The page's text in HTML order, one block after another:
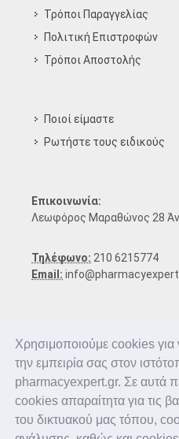
Χρησιμοποιούμε cookies για
την εμπειρία σας στον
pharmacyexpert.gr. Σε αυτά
cookies απαραίτητα για τις
του δικτυακού μας τόπου,
Τρόποι Παραγγελίας
Πολιτική Επιστροφών
Τρόποι Aποστολής
Ποιοί είμαστε
Ρωτήστε τους ειδικούς
Επικοινωνία:
Λεωφόρος Μαραθώνος 28
Τηλέφωνο: 210 6215774
Email:
Copyright © 2016-2026